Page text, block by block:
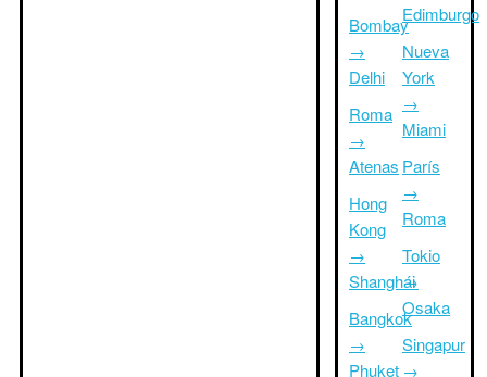
Bombay
→
Delhi
Roma
→
Atenas
Hong
Kong
→
Shanghái
Bangkok
→
Phuket
Edimburgo
Nueva
York
→
Miami
París
→
Roma
Tokio
→
Osaka
Singapur
→